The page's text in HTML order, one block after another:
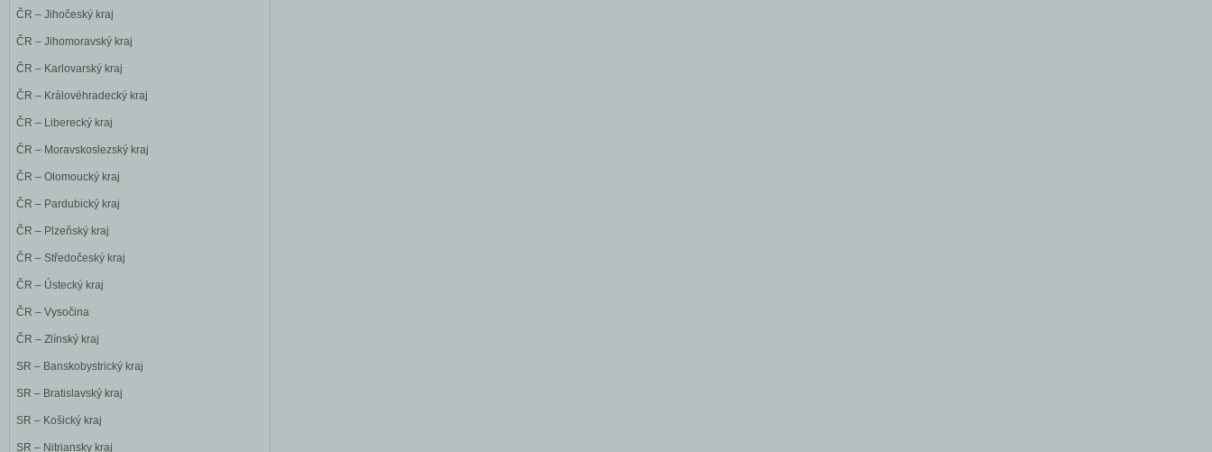
ČR – Jihočeský kraj
ČR – Jihomoravský kraj
ČR – Karlovarský kraj
ČR – Královéhradecký kraj
ČR – Liberecký kraj
ČR – Moravskoslezský kraj
ČR – Olomoucký kraj
ČR – Pardubický kraj
ČR – Plzeňský kraj
ČR – Středočeský kraj
ČR – Ústecký kraj
ČR – Vysočina
ČR – Zlínský kraj
SR – Banskobystrický kraj
SR – Bratislavský kraj
SR – Košický kraj
SR – Nitriansky kraj